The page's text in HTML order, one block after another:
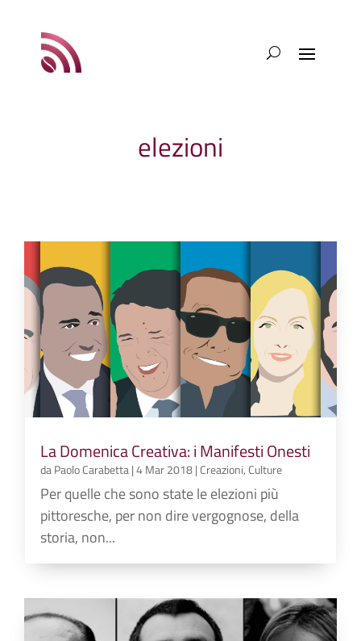
elezioni
La Domenica Creativa: i Manifesti Onesti
daPaolo Carabetta|4 Mar 2018|Creazioni,Culture
Per quelle che sono state le elezioni più
pittoresche, per non dire vergognose, della
storia, non...